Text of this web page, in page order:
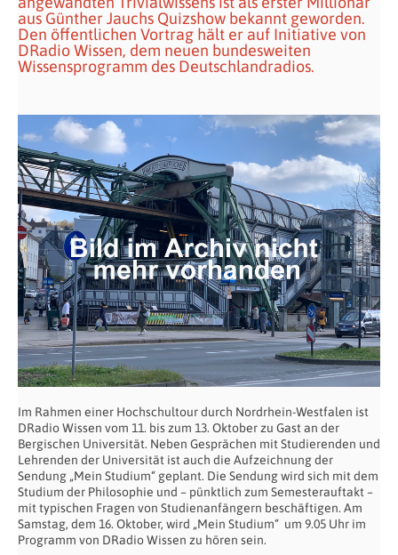
aus Günther Jauchs Quizshow bekannt geworden.
Den öffentlichen Vortrag hält er auf Initiative von
DRadio Wissen, dem neuen bundesweiten
Wissensprogramm des Deutschlandradios.
Im Rahmen einer Hochschultour durch Nordrhein-Westfalen ist
DRadio Wissen vom 11. bis zum 13. Oktober zu Gast an der
Bergischen Universität. Neben Gesprächen mit Studierenden und
Lehrenden der Universität ist auch die Aufzeichnung der
Sendung „Mein Studium“ geplant. Die Sendung wird sich mit dem
Studium der Philosophie und – pünktlich zum Semesterauftakt –
mit typischen Fragen von Studienanfängern beschäftigen. Am
Samstag, dem 16. Oktober, wird „Mein Studium“ um 9.05 Uhr im
Programm von DRadio Wissen zu hören sein.